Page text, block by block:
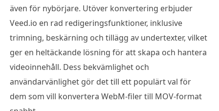
även för nybörjare. Utöver konvertering erbjuder
Veed.io en rad redigeringsfunktioner, inklusive
trimning, beskärning och tillägg av undertexter, vilket
ger en heltäckande lösning för att skapa och hantera
videoinnehåll. Dess bekvämlighet och
användarvänlighet gör det till ett populärt val för
dem som vill konvertera WebM-filer till MOV-format